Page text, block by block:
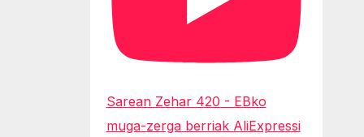
Sarean Zehar 420 - EBko
muga-zerga berriak AliExpressi